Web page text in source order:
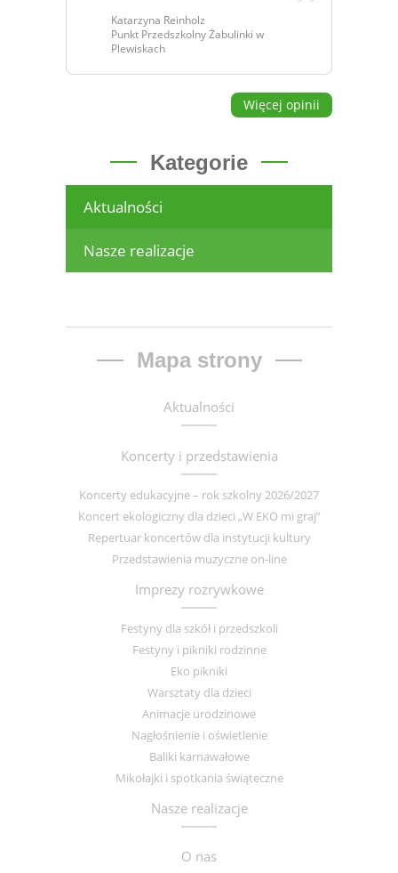
Katarzyna Reinholz
Punkt Przedszkolny Żabulinki w
Plewiskach
Więcej opinii
Kategorie
Aktualności
Nasze realizacje
Mapa strony
Aktualności
Koncerty i przedstawienia
Koncerty edukacyjne – rok szkolny 2026/2027
Koncert ekologiczny dla dzieci „W EKO mi graj”
Repertuar koncertów dla instytucji kultury
Przedstawienia muzyczne on-line
Imprezy rozrywkowe
Festyny dla szkół i przedszkoli
Festyny i pikniki rodzinne
Eko pikniki
Warsztaty dla dzieci
Animacje urodzinowe
Nagłośnienie i oświetlenie
Baliki karnawałowe
Mikołajki i spotkania świąteczne
Nasze realizacje
O nas